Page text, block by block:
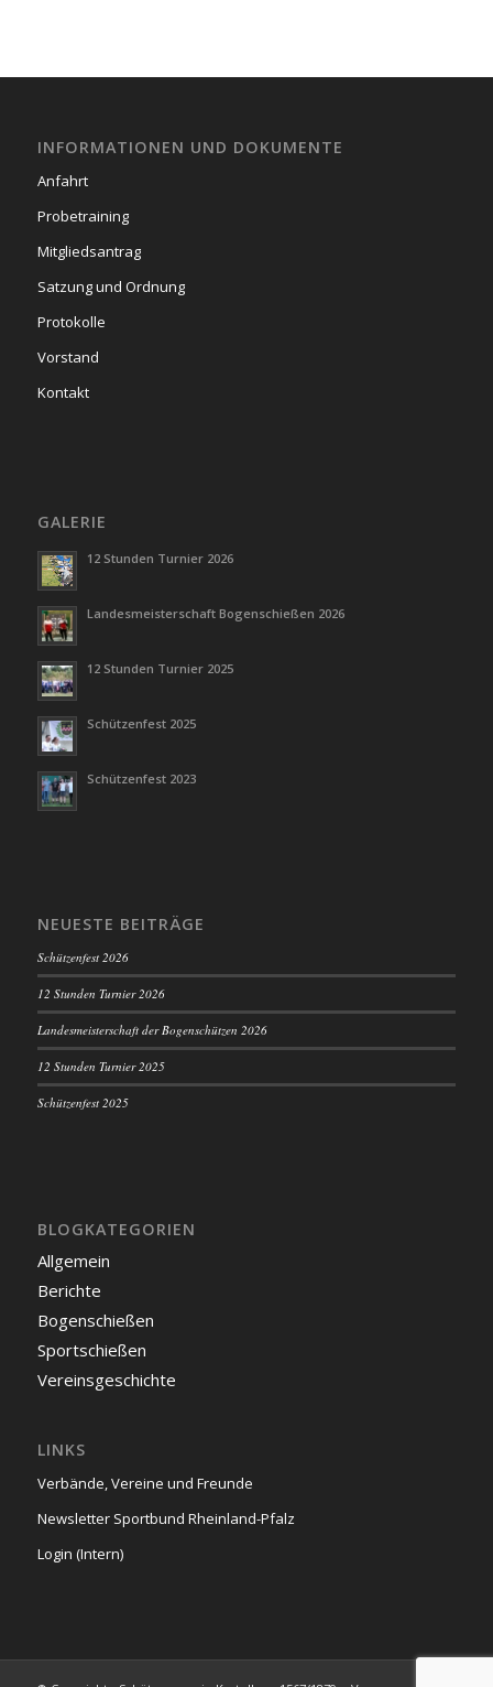
INFORMATIONEN UND DOKUMENTE
Anfahrt
Probetraining
Mitgliedsantrag
Satzung und Ordnung
Protokolle
Vorstand
Kontakt
GALERIE
12 Stunden Turnier 2026
Landesmeisterschaft Bogenschießen 2026
12 Stunden Turnier 2025
Schützenfest 2025
Schützenfest 2023
NEUESTE BEITRÄGE
Schützenfest 2026
12 Stunden Turnier 2026
Landesmeisterschaft der Bogenschützen 2026
12 Stunden Turnier 2025
Schützenfest 2025
BLOGKATEGORIEN
Allgemein
Berichte
Bogenschießen
Sportschießen
Vereinsgeschichte
LINKS
Verbände, Vereine und Freunde
Newsletter Sportbund Rheinland-Pfalz
Login (Intern)